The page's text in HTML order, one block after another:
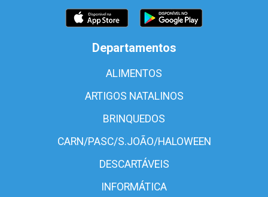
Departamentos
ALIMENTOS
ARTIGOS NATALINOS
BRINQUEDOS
CARN/PASC/S.JOÃO/HALOWEEN
DESCARTÁVEIS
INFORMÁTICA